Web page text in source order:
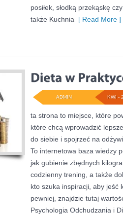
posiłek, słodką przekąskę
także Kuchnia [ Read More ]
KWI -
ADMIN
ta strona to miejsce, które
które chcą wprowadzić
do siebie i spojrzeć na
To internetowa baza wiedzy
jak gubienie zbędnych
codzienny trening, a także
kto szuka inspiracji, aby jeść
pewniej, znajdzie tutaj
Psychologia Odchudzania i